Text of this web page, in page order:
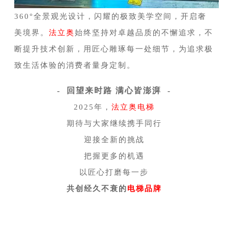
360°全景观光设计，闪耀的极致美学空间，开启奢
美境界。 法立奥始终坚持对卓越品质的不懈追求，不
断提升技术创新，用匠心雕琢每一处细节，为追求极
致生活体验的消费者量身定制。
- 回望来时路 满心皆澎湃 -
2025年， 法立奥电梯
期待与大家继续携手同行
迎接全新的挑战
把握更多的机遇
以匠心打磨每一步
共创经久不衰的电梯品牌